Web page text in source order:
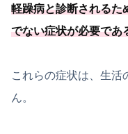
軽躁病と診断されるた
でない症状が必要であ
これらの症状は、生活
ん。